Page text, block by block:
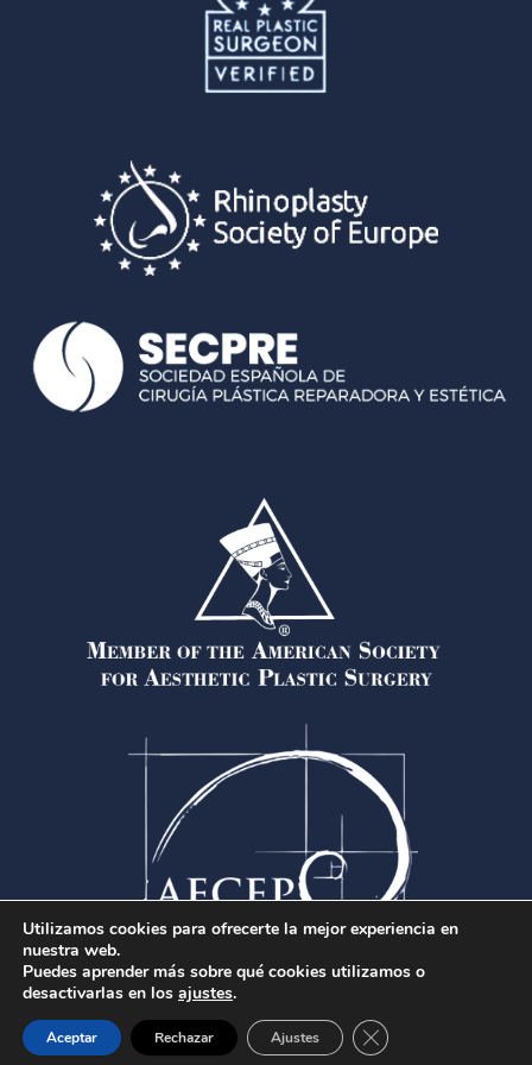
Chat de la clínica
Utilizamos cookies para ofrecerte la mejor experiencia en
nuestra web.
Puedes aprender más sobre qué cookies utilizamos o
desactivarlas en los ajustes.
Aceptar Rechazar Ajustes Cerrar el banner de